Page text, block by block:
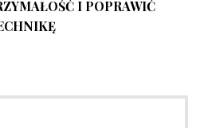
I POPRAWIĆ